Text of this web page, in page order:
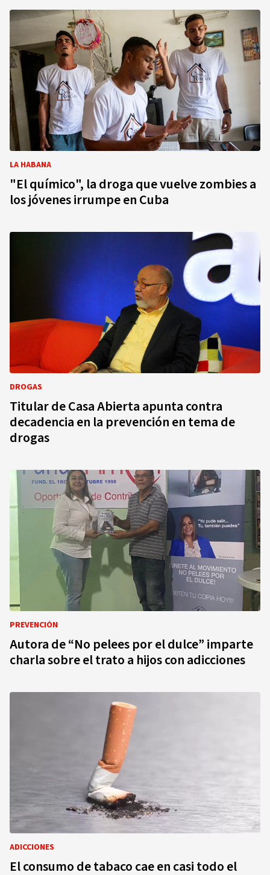
LA HABANA
"El químico", la droga que vuelve zombies a
los jóvenes irrumpe en Cuba
DROGAS
Titular de Casa Abierta apunta contra
decadencia en la prevención en tema de
drogas
PREVENCIÓN
Autora de “No pelees por el dulce” imparte
charla sobre el trato a hijos con adicciones
ADICCIONES
El consumo de tabaco cae en casi todo el